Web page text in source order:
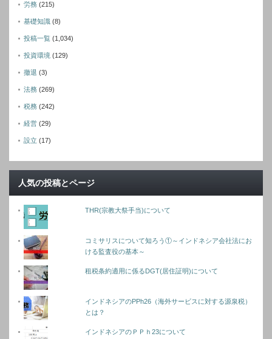
労務 (215)
基礎知識 (8)
投稿一覧 (1,034)
投資環境 (129)
撤退 (3)
法務 (269)
税務 (242)
経営 (29)
設立 (17)
人気の投稿とページ
THR(宗教大祭手当)について
コミサリスについて知ろう①～インドネシア会社法にお
ける監査役の基本～
租税条約適用に係るDGT(居住証明)について
インドネシアのPPh26（海外サービスに対する源泉税）
とは？
インドネシアのＰＰｈ23について